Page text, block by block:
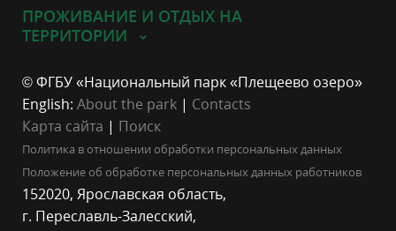
ПРОЖИВАНИЕ И ОТДЫХ НА
ТЕРРИТОРИИ
© ФГБУ «Национальный парк «Плещеево озеро»
English: About the park | Contacts
Карта сайта | Поиск
Политика в отношении обработки персональных данных
Положение об обработке персональных данных работников
152020, Ярославская область,
г. Переславль-Залесский,